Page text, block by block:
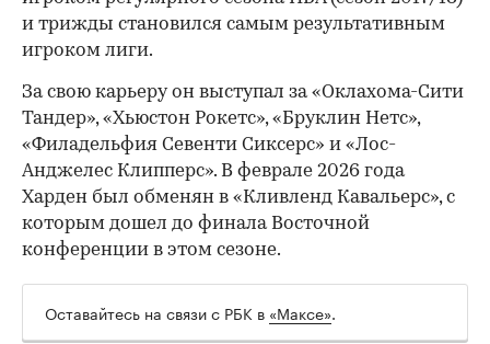
и трижды становился самым результативным
игроком лиги.
За свою карьеру он выступал за «Оклахома-Сити
Тандер», «Хьюстон Рокетс», «Бруклин Нетс»,
«Филадельфия Севенти Сиксерс» и «Лос-
Анджелес Клипперс». В феврале 2026 года
Харден был обменян в «Кливленд Кавальерс», с
которым дошел до финала Восточной
конференции в этом сезоне.
Оставайтесь на связи с РБК в «Максе».